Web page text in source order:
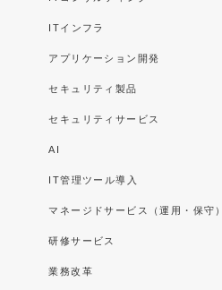
ITインフラ
アプリケーション開発
セキュリティ製品
セキュリティサービス
AI
IT管理ツール導入
マネージドサービス（運用・保守）
研修サービス
業務改革